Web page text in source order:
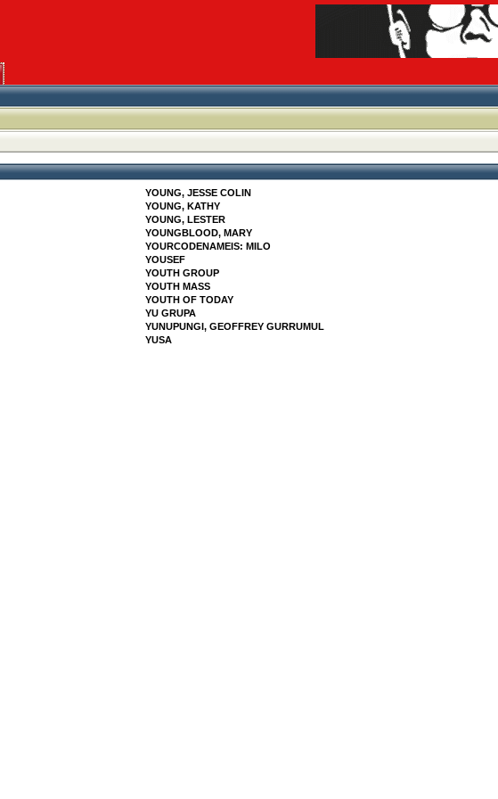
YOUNG, JESSE COLIN
YOUNG, KATHY
YOUNG, LESTER
YOUNGBLOOD, MARY
YOURCODENAMEIS: MILO
YOUSEF
YOUTH GROUP
YOUTH MASS
YOUTH OF TODAY
YU GRUPA
YUNUPUNGI, GEOFFREY GURRUMUL
YUSA